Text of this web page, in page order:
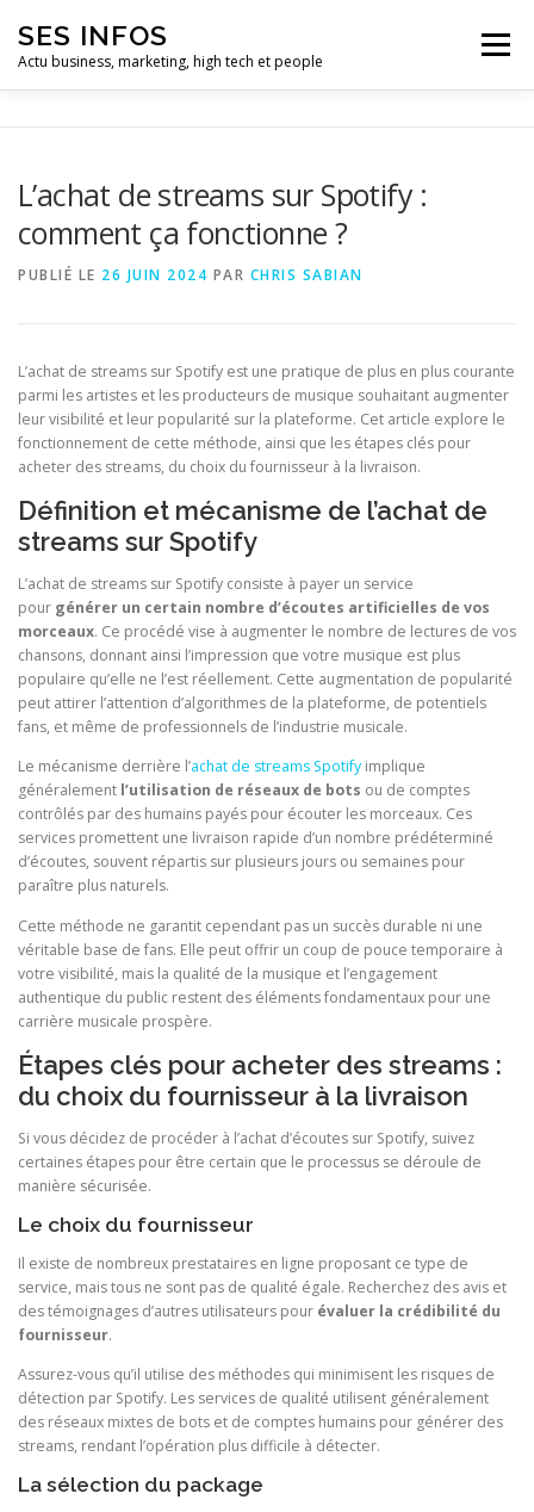
contenu
SES INFOS
Actu business, marketing, high tech et people
Menu
HIGH TECH ET INFORMATIQUE INFLUENCEURS
L’achat de streams sur Spotify :
comment ça fonctionne ?
PUBLIÉ LE 26 JUIN 2024 PAR CHRIS SABIAN
L’achat de streams sur Spotify est une pratique de plus en plus courante
parmi les artistes et les producteurs de musique souhaitant augmenter
leur visibilité et leur popularité sur la plateforme. Cet article explore le
fonctionnement de cette méthode, ainsi que les étapes clés pour
acheter des streams, du choix du fournisseur à la livraison.
Définition et mécanisme de l’achat de
streams sur Spotify
L’achat de streams sur Spotify consiste à payer un service
pour générer un certain nombre d’écoutes artificielles de vos
morceaux. Ce procédé vise à augmenter le nombre de lectures de vos
chansons, donnant ainsi l’impression que votre musique est plus
populaire qu’elle ne l’est réellement. Cette augmentation de popularité
peut attirer l’attention d’algorithmes de la plateforme, de potentiels
fans, et même de professionnels de l’industrie musicale.
Le mécanisme derrière l’achat de streams Spotify implique
généralement l’utilisation de réseaux de bots ou de comptes
contrôlés par des humains payés pour écouter les morceaux. Ces
services promettent une livraison rapide d’un nombre prédéterminé
d’écoutes, souvent répartis sur plusieurs jours ou semaines pour
paraître plus naturels.
Cette méthode ne garantit cependant pas un succès durable ni une
véritable base de fans. Elle peut offrir un coup de pouce temporaire à
votre visibilité, mais la qualité de la musique et l’engagement
authentique du public restent des éléments fondamentaux pour une
carrière musicale prospère.
Étapes clés pour acheter des streams :
du choix du fournisseur à la livraison
Si vous décidez de procéder à l’achat d’écoutes sur Spotify, suivez
certaines étapes pour être certain que le processus se déroule de
manière sécurisée.
Le choix du fournisseur
Il existe de nombreux prestataires en ligne proposant ce type de
service, mais tous ne sont pas de qualité égale. Recherchez des avis et
des témoignages d’autres utilisateurs pour évaluer la crédibilité du
fournisseur.
Assurez-vous qu’il utilise des méthodes qui minimisent les risques de
détection par Spotify. Les services de qualité utilisent généralement
des réseaux mixtes de bots et de comptes humains pour générer des
streams, rendant l’opération plus difficile à détecter.
La sélection du package